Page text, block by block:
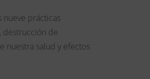
nueve prácticas
destrucción de
nuestra salud y efectos